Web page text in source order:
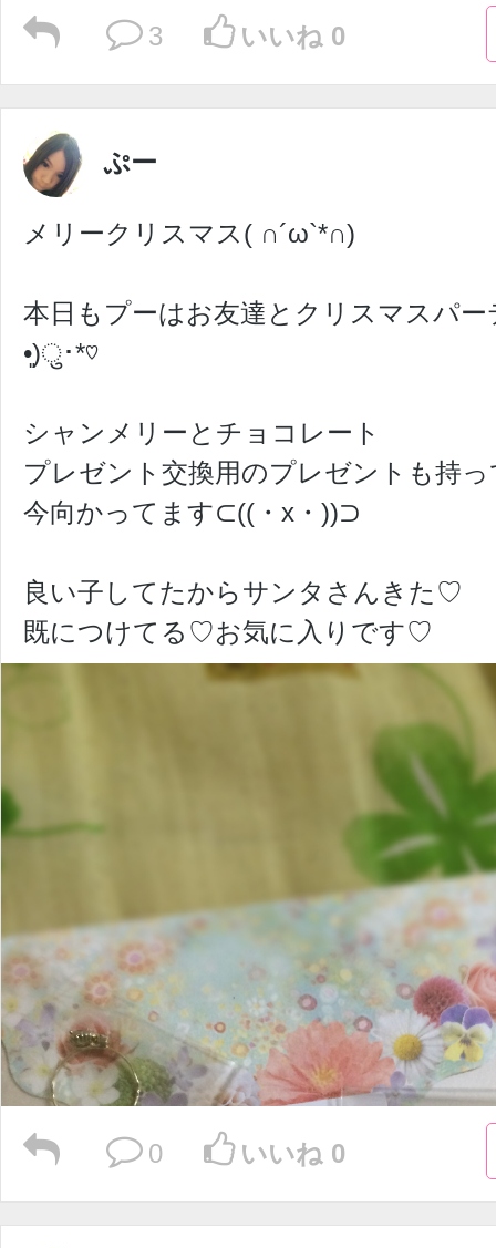
3 いいね 0
ぷー
メリークリスマス( ∩´ω`*∩)
本日もプーはお友達とクリスマス
•͈)ु･*♡
シャンメリーとチョコレート
プレゼント交換用のプレゼントも持っ
今向かってます⊂((・x・))⊃
良い子してたからサンタさんきた♡
既につけてる♡お気に入りです♡
0 いいね 0